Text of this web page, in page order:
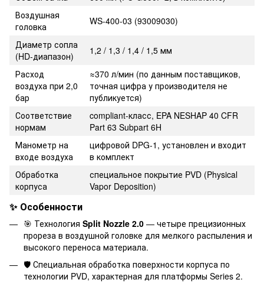
Воздушная
головка
WS-400-03 (93009030)
Диаметр сопла
(HD-диапазон)
1,2 / 1,3 / 1,4 / 1,5 мм
Расход
воздуха при 2,0
бар
≈370 л/мин (по данным поставщиков,
точная цифра у производителя не
публикуется)
Соответствие
нормам
compliant-класс, EPA NESHAP 40 CFR
Part 63 Subpart 6H
Манометр на
входе воздуха
цифровой DPG-1, установлен и входит
в комплект
Обработка
корпуса
специальное покрытие PVD (Physical
Vapor Deposition)
✨ Особенности
🎯 Технология Split Nozzle 2.0 — четыре прецизионных
прореза в воздушной головке для мелкого распыления и
высокого переноса материала.
🛡️ Специальная обработка поверхности корпуса по
технологии PVD, характерная для платформы Series 2.